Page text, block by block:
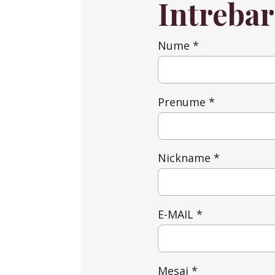
Nume *
Prenume *
Nickname *
E-MAIL *
Mesaj *